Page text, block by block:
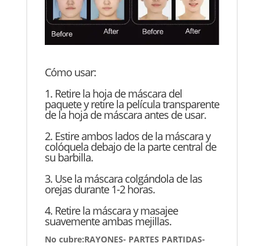
Cómo usar:
1. Retire la hoja de máscara del
paquete y retire la película transparente
de la hoja de máscara antes de usar.
2. Estire ambos lados de la máscara y
colóquela debajo de la parte central de
su barbilla.
3. Use la máscara colgándola de las
orejas durante 1-2 horas.
4. Retire la máscara y masajee
suavemente ambas mejillas.
No cubre:RAYONES- PARTES PARTIDAS-